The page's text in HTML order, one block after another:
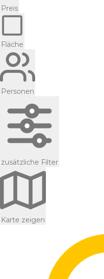
Preis
Fläche
Personen
zusätzliche Filter
Karte zeigen